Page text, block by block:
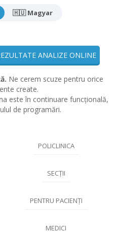
🇭🇺 Magyar
ANALIZE ONLINE
Ne cerem scuze pentru orice
create.
este în continuare funcțională,
de programări.
POLICLINICA
SECȚII
PENTRU PACIENȚI
MEDICI